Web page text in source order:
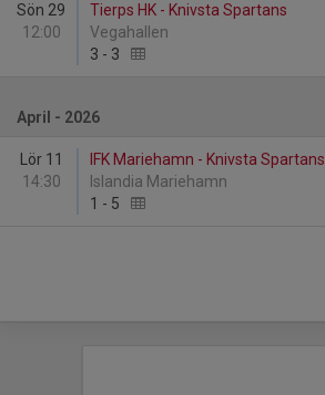
Sön 29
12:00
Tierps HK - Knivsta Spartans
Vegahallen
3 - 3
April - 2026
Lör 11
14:30
IFK Mariehamn - Knivsta Spartans
Islandia Mariehamn
1 - 5